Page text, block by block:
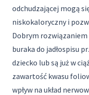
odchudzającej mogą
niskokaloryczny i
Dobrym
buraka do jadłospisu
dziecko lub są już w
zawartość kwasu
wpływ na układ